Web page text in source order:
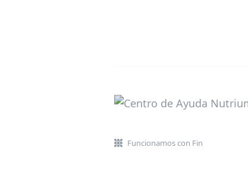
Funcionamos con Fin